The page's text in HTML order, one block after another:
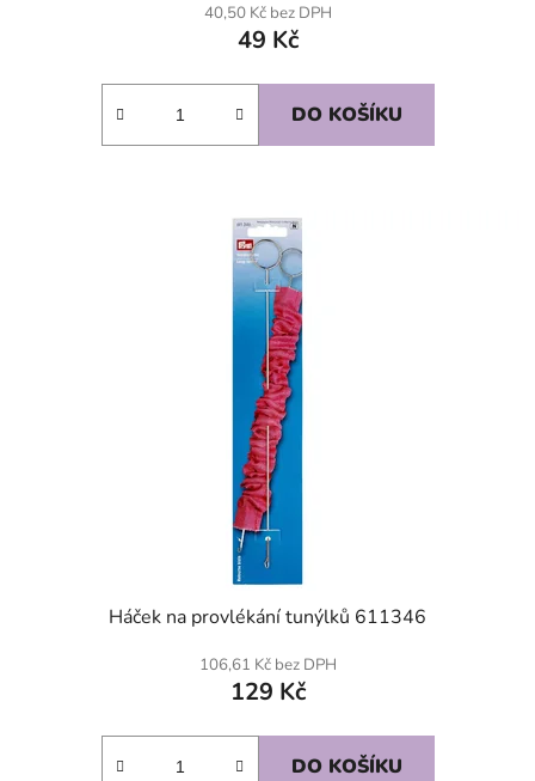
40,50 Kč bez DPH
49 Kč
DO KOŠÍKU
Háček na provlékání tunýlků 611346
106,61 Kč bez DPH
129 Kč
DO KOŠÍKU